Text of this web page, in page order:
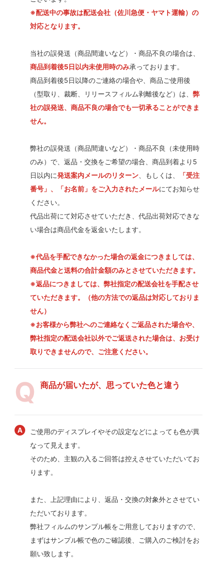
※配送中の事故は配送会社（佐川急便・ヤマト運輸）の
対応となります。
当社の誤発送（商品間違いなど）・商品不良の場合は、
商品到着後5日以内未使用時のみ承っております。
商品到着後5日以降のご連絡の場合や、商品ご使用後
（型取り、裁断、リリースフィルム剥離後など）は、 弊
社の誤発送、商品不良の場合でも一切承ることができま
せん。
弊社の誤発送（商品間違いなど）・商品不良（未使用時
のみ）で、返品・交換をご希望の場合、商品到着より5
日以内に発送案内メールのリターン 、もしくは、
「受注
番号」、「お名前」をご入力されたメールにてお知らせ
ください。
代品出荷にて対応させていただき、代品出荷対応できな
い場合は商品代金を返金いたします。
※代品を手配できなかった場合の返金につきましては、
商品代金と送料の合計金額のみとさせていただきます。
※返品につきましては、弊社指定の配送会社を手配させ
ていただきます。（他の方法での返品は対応しておりま
せん）
※お客様から弊社へのご連絡なくご返品された場合や、
弊社指定の配送会社以外でご返送された場合は、お受け
取りできませんので、ご注意ください。
商品が届いたが、思っていた色と違う
ご使用のディスプレイやその設定などによっても色が異
なって見えます。
そのため、主観の入るご回答は控えさせていただいてお
ります。
また、上記理由により、返品・交換の対象外とさせてい
ただいております。
弊社フィルムのサンプル帳をご用意しておりますので、
まずはサンプル帳で色のご確認後、ご購入のご検討をお
願い致します。